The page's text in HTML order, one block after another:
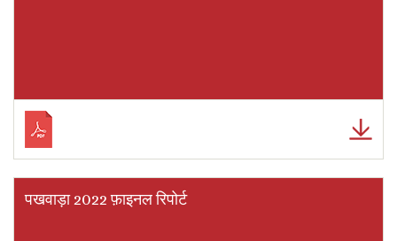
पखवाड़ा 2022 फ़ाइनल रिपोर्ट